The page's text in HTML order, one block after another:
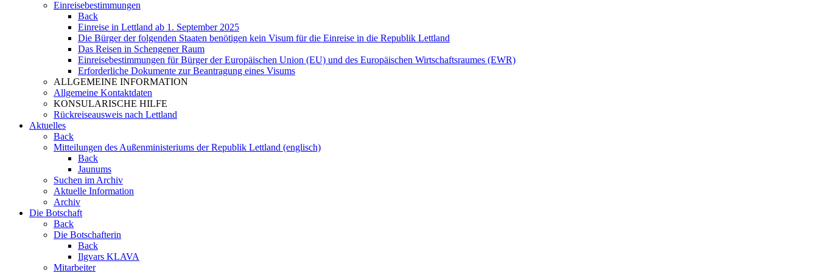
Einreisebestimmungen
Back
Einreise in Lettland ab 1. September 2025
Die Bürger der folgenden Staaten benötigen kein Visum für die Einreise in die Republik Lettland
Das Reisen in Schengener Raum
Einreisebestimmungen für Bürger der Europäischen Union (EU) und des Europäischen Wirtschaftsraumes (EWR)
Erforderliche Dokumente zur Beantragung eines Visums
ALLGEMEINE INFORMATION
Allgemeine Kontaktdaten
KONSULARISCHE HILFE
Rückreiseausweis nach Lettland
Aktuelles
Back
Mitteilungen des Außenministeriums der Republik Lettland (englisch)
Back
Jaunums
Suchen im Archiv
Aktuelle Information
Archiv
Die Botschaft
Back
Die Botschafterin
Back
Ilgvars KLAVA
Mitarbeiter